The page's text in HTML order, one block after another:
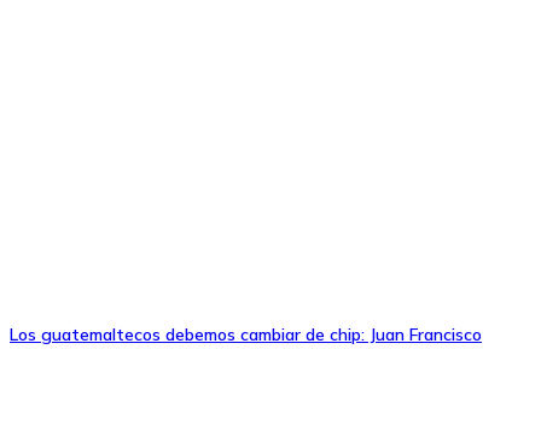
Los guatemaltecos debemos cambiar de chip: Juan Francisco